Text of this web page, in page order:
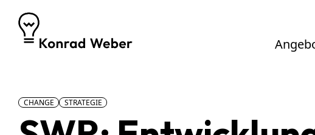
Zum Inhalt springen
CHANGE STRATEGIE